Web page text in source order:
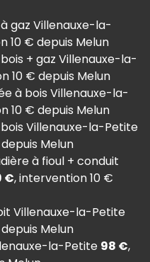
gaz Villenauxe-la-
10 € depuis Melun
+ gaz Villenauxe-la-
10 € depuis Melun
à bois Villenauxe-la-
10 € depuis Melun
Villenauxe-la-Petite
Melun
à fioul + conduit
€, intervention 10 €
Villenauxe-la-Petite
Melun
la-Petite 98 €,